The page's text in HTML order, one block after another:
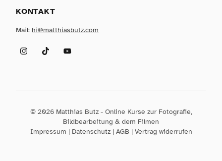
KONTAKT
Mail: hi@matthiasbutz.com
InstagramTikTokYouTube
© 2026 Matthias Butz - Online Kurse zur Fotografie,
Bildbearbeitung & dem Filmen
Impressum | Datenschutz| AGB | Vertrag widerrufen